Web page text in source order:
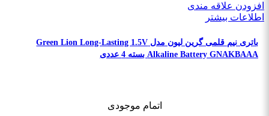
افزودن علاقه مندی
اطلاعات بیشتر
باتری نیم قلمی گرین لیون مدل Green Lion Long-Lasting 1.5V
Alkaline Battery GNAKBAAA بسته 4 عددی
اتمام موجودی